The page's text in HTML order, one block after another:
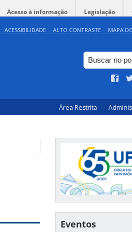
Acesso à informação Legislação
ACESSIBILIDADE ALTO CONTRASTE MAPA
Área Restrita
Eventos